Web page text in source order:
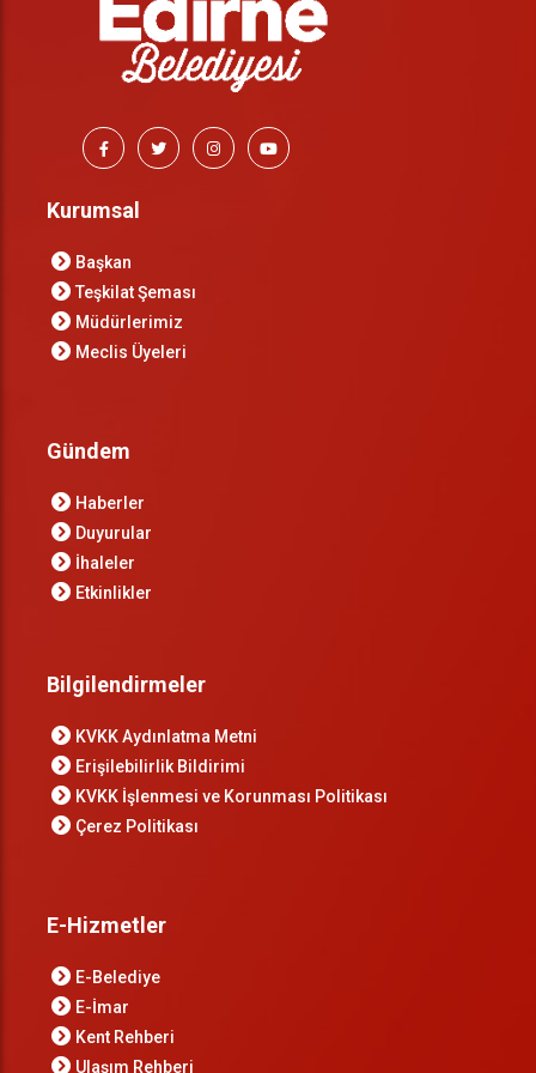
Kurumsal
Başkan
Teşkilat Şeması
Müdürlerimiz
Meclis Üyeleri
Gündem
Haberler
Duyurular
İhaleler
Etkinlikler
Bilgilendirmeler
KVKK Aydınlatma Metni
Erişilebilirlik Bildirimi
KVKK İşlenmesi ve Korunması Politikası
Çerez Politikası
E-Hizmetler
E-Belediye
E-İmar
Kent Rehberi
Ulaşım Rehberi